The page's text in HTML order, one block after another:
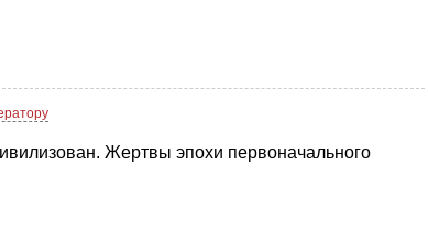
Жертвы эпохи первоначального